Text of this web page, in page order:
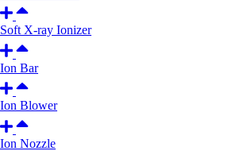
Soft X-ray Ionizer
Ion Bar
Ion Blower
Ion Nozzle